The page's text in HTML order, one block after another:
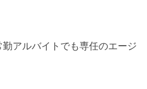
アルバイトでも専任のエージ